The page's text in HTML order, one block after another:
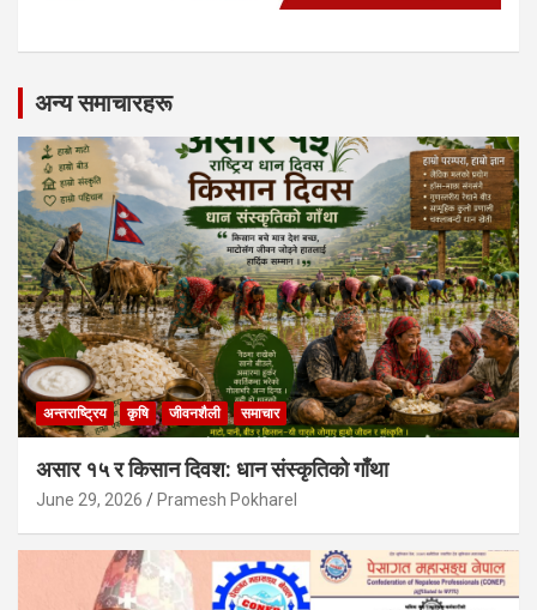
अन्य समाचारहरू
अन्तराष्ट्रिय कृषि जीवनशैली समाचार
असार १५ र किसान दिवश: धान संस्कृतिको गाँथा
June 29, 2026 Pramesh Pokharel